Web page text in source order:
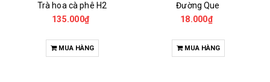
Trà hoa cà phê H2
135.000₫
MUA HÀNG
Đường Que
18.000₫
MUA HÀNG